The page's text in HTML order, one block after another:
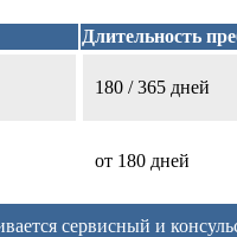
Длительность
180 / 365 дней
от 180 дней
сервисный и